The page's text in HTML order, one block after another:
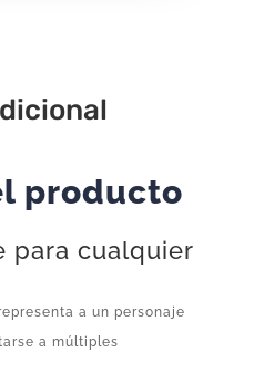
producto
para cualquier
a un personaje
a múltiples